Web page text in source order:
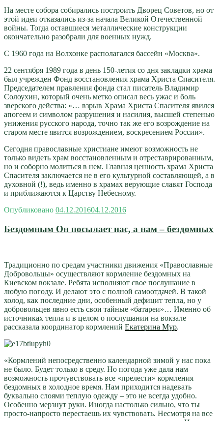
На месте собора собирались построить Дворец Советов, но от
этой идеи отказались из-за начала Великой Отечественной
войны. Тогда оставшиеся металлические конструкции
окончательно разобрали для военных нужд.
С 1960 года на Волхонке располагался бассейн «Москва».
22 сентября 1989 года в день 150-летия со дня закладки храма
был учрежден Фонд восстановления храма Христа Спасителя.
Председателем правления фонда стал писатель Владимир
Солоухин, который очень метко описал весь ужас и боль
зверского действа: «… взрыв Храма Христа Спасителя явился
апогеем и символом разрушения и насилия, высшей степенью
унижения русского народа, точно так же его возрождение на
старом месте явится возрождением, воскресением России».
Сегодня православные христиане имеют возможность не
только видеть храм восстановленным и отреставрированным,
но и соборно молиться в нем. Главная ценность храма Христа
Спасителя заключается не в его культурной составляющей, а в
духовной (!), ведь именно в храмах верующие славят Господа
и приближаются к Царству Небесному.
Опубликовано 04.12.201604.12.2016
Бездомным Он посылает нас, а нам – бездомных
Традиционно по средам участники движения «Православные
Добровольцы» осуществляют кормление бездомных на
Киевском вокзале. Ребята исполняют свое послушание в
любую погоду. И делают это с полной самоотдачей. В такой
холод, как последние дни, особенный дефицит тепла, но у
добровольцев явно есть свои тайные «батареи»… Именно об
источниках тепла и в целом о послушании на вокзале
рассказала координатор кормлений Екатерина Мур.
«Кормлений непосредственно календарной зимой у нас пока
не было. Будет только в среду. Но погода уже дала нам
возможность прочувствовать все «прелести» кормления
бездомных в холодное время. Нам приходится надевать
буквально слоями теплую одежду – это не всегда удобно.
Особенно мерзнут руки. Иногда настолько сильно, что ты
просто-напросто перестаешь их чувствовать. Несмотря на все